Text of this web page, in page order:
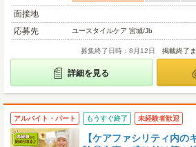
面接地
応募先
ユースタイルケア 宮城/Jb
募集終了日時：8月12日 掲載終了
詳細を見る
アルバイト・パート もうすぐ終了 未経験者歓迎
【ケアファシリティ内の